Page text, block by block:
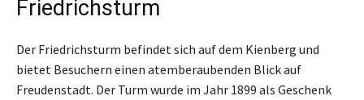
Friedrichsturm
Der Friedrichsturm befindet sich auf dem Kienberg und
bietet Besuchern einen atemberaubenden Blick auf
Freudenstadt. Der Turm wurde im Jahr 1899 als Geschenk